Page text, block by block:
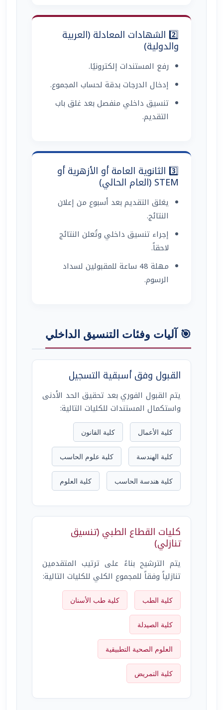
2️⃣ الشهادات المعادلة (العربية
والدولية)
رفع المستندات إلكترونيًا.
إدخال الدرجات بدقة لحساب المجموع.
تنسيق داخلي منفصل بعد غلق باب
التقديم.
3️⃣ الثانوية العامة أو الأزهرية أو
STEM (العام الحالي)
يغلق التقديم بعد أسبوع من إعلان
النتائج.
إجراء تنسيق داخلي وتُعلن النتائج
لاحقاً.
مهلة 48 ساعة للمقبولين لسداد
الرسوم.
🎯 آليات وفئات التنسيق الداخلي
القبول وفق أسبقية التسجيل
يتم القبول الفوري بعد تحقيق الحد الأدنى
واستكمال المستندات للكليات التالية:
كلية الأعمال كلية القانون
كلية الهندسة كلية علوم الحاسب
كلية هندسة الحاسب كلية العلوم
كليات القطاع الطبي (تنسيق
تنازلي)
يتم الترشيح بناءً على ترتيب المتقدمين
تنازلياً وفقاً للمجموع الكلي للكليات التالية:
كلية الطب كلية طب الأسنان
كلية الصيدلة
العلوم الصحية التطبيقية
كلية التمريض